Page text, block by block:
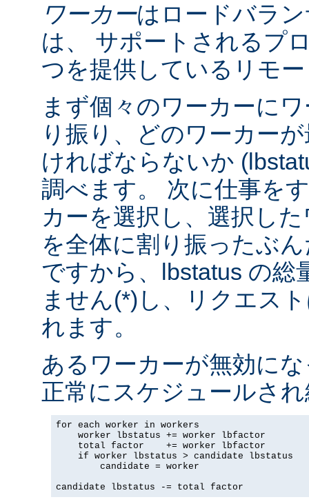
ワーカーはロードバラ
は、 サポートされるプ
つを提供しているリモ
まず個々のワーカーに
り振り、どのワーカー
ければならないか
調べます。 次に仕事を
カーを選択し、選択し
を全体に割り振ったぶ
ですから、lbstatus の総
ません(*)し、リクエス
れます。
あるワーカーが無効に
正常にスケジュールさ
for each worker in workers
    worker lbstatus += worker lbfactor
    total factor    += worker lbfactor
    if worker lbstatus > candidate lbstatus
        candidate = worker
candidate lbstatus -= total factor